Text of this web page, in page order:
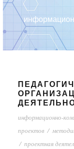
информационно-
проектов /
/ проектная